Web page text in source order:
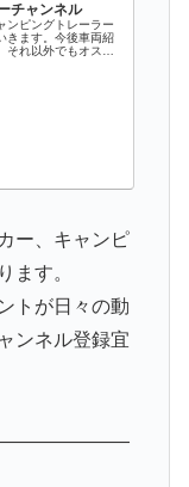
チャンネル
ンピングトレーラー
きます。今後車両紹
それ以外でもオスス
ー、キャンピ
ます。
トが日々の動
ンネル登録宜